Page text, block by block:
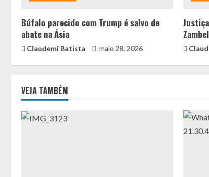
Búfalo parecido com Trump é salvo de
abate na Ásia
Claudemi Batista maio 28, 2026
VEJA TAMBÉM